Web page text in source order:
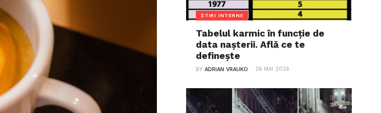
ȘTIRI INTERNE
Tabelul karmic în funcție de
data nașterii. Află ce te
definește
BYADRIAN VRAUKO 26 MAI 2026